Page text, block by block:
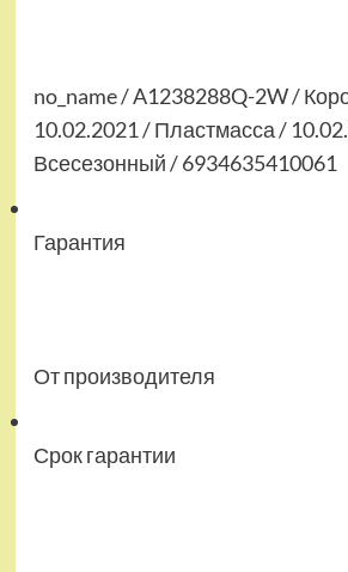
no_name / A1238288Q-2W /
10.02.2021 / Пластмасса /
Всесезонный / 6934635410061
Гарантия
От производителя
Срок гарантии